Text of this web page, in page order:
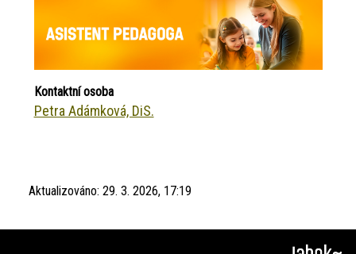
Kontaktní osoba
Petra Adámková, DiS.
Aktualizováno: 29. 3. 2026, 17:19